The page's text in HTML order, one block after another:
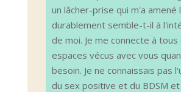
un lâcher-prise qui m'a amené
durablement semble-t-il à
de moi. Je me connecte à tous
espaces vécus avec vous
besoin. Je ne connaissais pas
du sex positive et du BDSM et